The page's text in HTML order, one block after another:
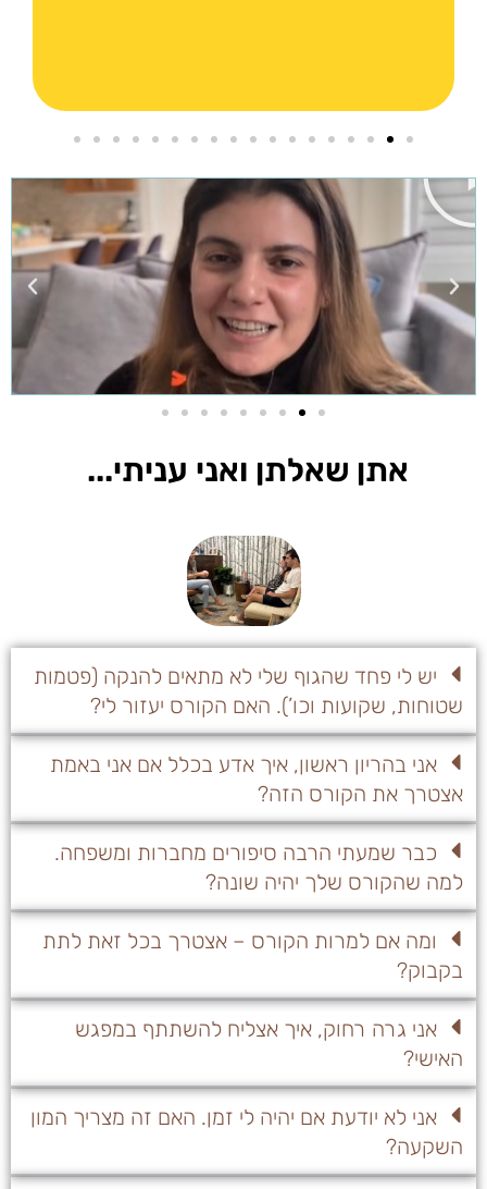
אתן שאלתן ואני עניתי...
יש לי פחד שהגוף שלי לא מתאים להנקה (פטמות
שטוחות, שקועות וכו’). האם הקורס יעזור לי?
אני בהריון ראשון, איך אדע בכלל אם אני באמת
אצטרך את הקורס הזה?
כבר שמעתי הרבה סיפורים מחברות ומשפחה.
למה שהקורס שלך יהיה שונה?
ומה אם למרות הקורס – אצטרך בכל זאת לתת
בקבוק?
אני גרה רחוק, איך אצליח להשתתף במפגש
האישי?
אני לא יודעת אם יהיה לי זמן. האם זה מצריך המון
השקעה?